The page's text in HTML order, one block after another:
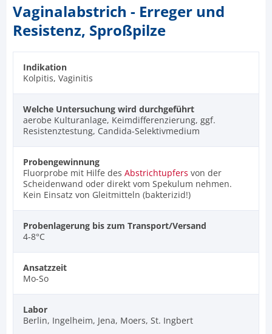
Vaginalabstrich - Erreger und
Resistenz, Sproßpilze
Indikation
Kolpitis, Vaginitis
Welche Untersuchung wird durchgeführt
aerobe Kulturanlage, Keimdifferenzierung, ggf.
Resistenztestung, Candida-Selektivmedium
Probengewinnung
Fluorprobe mit Hilfe des Abstrichtupfers von der
Scheidenwand oder direkt vom Spekulum nehmen.
Kein Einsatz von Gleitmitteln (bakterizid!)
Probenlagerung bis zum Transport/Versand
4-8°C
Ansatzzeit
Mo-So
Labor
Berlin, Ingelheim, Jena, Moers, St. Ingbert